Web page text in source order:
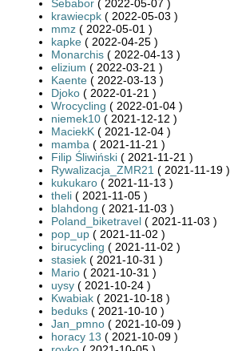
Sebabor ( 2022-05-07 )
krawiecpk ( 2022-05-03 )
mmz ( 2022-05-01 )
kapke ( 2022-04-25 )
Monarchis ( 2022-04-13 )
elizium ( 2022-03-21 )
Kaente ( 2022-03-13 )
Djoko ( 2022-01-21 )
Wrocycling ( 2022-01-04 )
niemek10 ( 2021-12-12 )
MaciekK ( 2021-12-04 )
mamba ( 2021-11-21 )
Filip Śliwiński ( 2021-11-21 )
Rywalizacja_ZMR21 ( 2021-11-19 )
kukukaro ( 2021-11-13 )
theli ( 2021-11-05 )
blahdong ( 2021-11-03 )
Poland_biketravel ( 2021-11-03 )
pop_up ( 2021-11-02 )
birucycling ( 2021-11-02 )
stasiek ( 2021-10-31 )
Mario ( 2021-10-31 )
uysy ( 2021-10-24 )
Kwabiak ( 2021-10-18 )
beduks ( 2021-10-10 )
Jan_pmno ( 2021-10-09 )
horacy 13 ( 2021-10-09 )